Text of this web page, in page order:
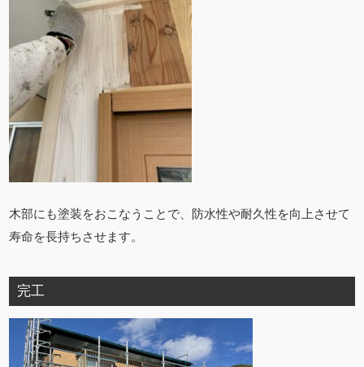
木部にも塗装をおこなうことで、防水性や耐久性を向上させて
寿命を長持ちさせます。
完工